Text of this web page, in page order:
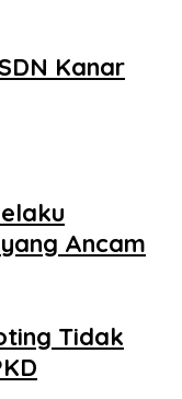
Kanar
Ancam
Tidak